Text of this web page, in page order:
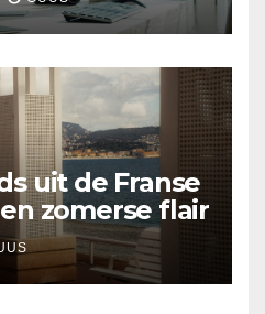
uit de Franse
zomerse flair